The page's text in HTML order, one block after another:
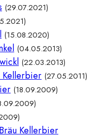
(29.07.2021)
(15.08.2020)
(04.05.2013)
(22.03.2013)
(27.05.2011)
(18.09.2009)
Kellerbier